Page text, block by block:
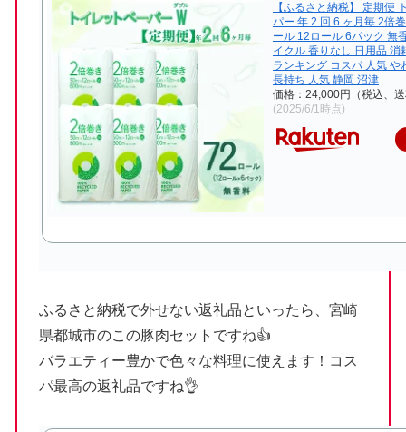
【ふるさと納税】 定期便
パー 年 2 回 6 ヶ月毎 2倍
ール 12ロール 6パック 無
イクル 香りなし 日用品 消
ランキング コスパ 人気 や
長持ち 人気 静岡 沼津
価格：24,000円（税込、
(2025/6/1時点)
ふるさと納税で外せない返礼品といったら、宮崎
県都城市のこの豚肉セットですね👍
バラエティー豊かで色々な料理に使えます！コス
パ最高の返礼品ですね👌